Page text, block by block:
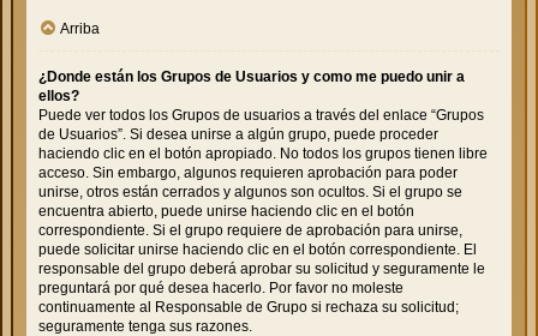
Arriba
¿Donde están los Grupos de Usuarios y como me puedo unir a
ellos?
Puede ver todos los Grupos de usuarios a través del enlace “Grupos
de Usuarios”. Si desea unirse a algún grupo, puede proceder
haciendo clic en el botón apropiado. No todos los grupos tienen libre
acceso. Sin embargo, algunos requieren aprobación para poder
unirse, otros están cerrados y algunos son ocultos. Si el grupo se
encuentra abierto, puede unirse haciendo clic en el botón
correspondiente. Si el grupo requiere de aprobación para unirse,
puede solicitar unirse haciendo clic en el botón correspondiente. El
responsable del grupo deberá aprobar su solicitud y seguramente le
preguntará por qué desea hacerlo. Por favor no moleste
continuamente al Responsable de Grupo si rechaza su solicitud;
seguramente tenga sus razones.